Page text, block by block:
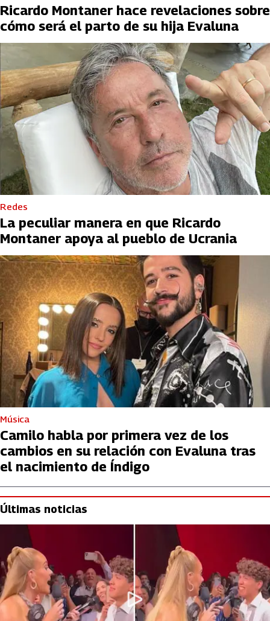
Ricardo Montaner hace revelaciones sobre
cómo será el parto de su hija Evaluna
Redes
La peculiar manera en que Ricardo
Montaner apoya al pueblo de Ucrania
Música
Camilo habla por primera vez de los
cambios en su relación con Evaluna tras
el nacimiento de Índigo
Últimas noticias